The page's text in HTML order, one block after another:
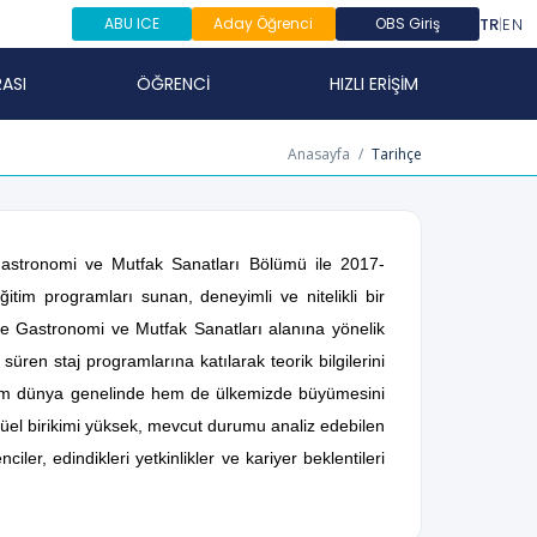
ABU ICE Aday Öğrenci OBS Giriş TR|EN
ÖĞRENCİ HIZLI ERİŞİM
Anasayfa / Tarihçe
ve Mutfak Sanatları Bölümü ile 2017-
programları sunan, deneyimli ve nitelikli bir
Gastronomi ve Mutfak Sanatları alanına yönelik
staj programlarına katılarak teorik bilgilerini
dünya genelinde hem de ülkemizde büyümesini
birikimi yüksek, mevcut durumu analiz edebilen
edindikleri yetkinlikler ve kariyer beklentileri